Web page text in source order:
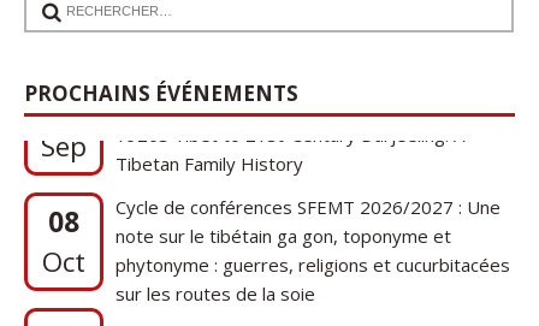
PROCHAINS ÉVÉNEMENTS
Sep
1920s Tibet to 21st-Century Darjeeling: A
08
Oct
Cycle de conférences SFEMT 2026/2027 : Une
note sur le tibétain ga gon, toponyme et
phytonyme : guerres, religions et cucurbitacées
sur les routes de la soie
17
Communication de Ann Tashi Slater : From